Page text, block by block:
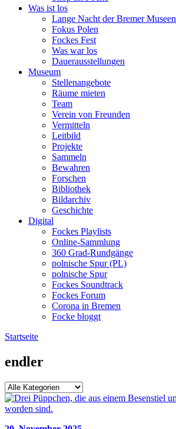
Was ist los
Lange Nacht der Bremer Museen
Fokus Polen
Fockes Fest
Was war los
Dauerausstellungen
Museum
Stellenangebote
Räume mieten
Team
Verein von Freunden
Vermitteln
Leitbild
Projekte
Sammeln
Bewahren
Forschen
Bibliothek
Bildarchiv
Geschichte
Digital
Fockes Playlists
Online-Sammlung
360 Grad-Rundgänge
polnische Spur (PL)
polnische Spur
Fockes Soundtrack
Fockes Forum
Corona in Bremen
Focke bloggt
Startseite
endler